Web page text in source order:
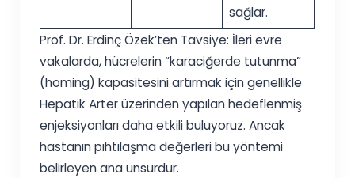
sağlar.
Prof. Dr. Erdinç Özek’ten Tavsiye: İleri evre
vakalarda, hücrelerin “karaciğerde tutunma”
(homing) kapasitesini artırmak için genellikle
Hepatik Arter üzerinden yapılan hedeflenmiş
enjeksiyonları daha etkili buluyoruz. Ancak
hastanın pıhtılaşma değerleri bu yöntemi
belirleyen ana unsurdur.